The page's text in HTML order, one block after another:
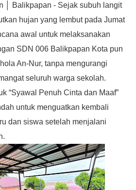
│ Balikpapan - Sejak subuh langit
hujan yang lembut pada Jumat
awal untuk melaksanakan
SDN 006 Balikpapan Kota pun
An-Nur, tanpa mengurangi
seluruh warga sekolah.
“Syawal Penuh Cinta dan Maaf”
untuk menguatkan kembali
dan siswa setelah menjalani